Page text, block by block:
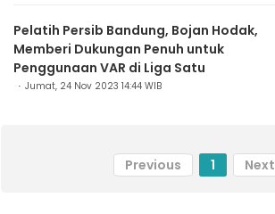
Pelatih Persib Bandung, Bojan Hodak,
Memberi Dukungan Penuh untuk
Penggunaan VAR di Liga Satu
Jumat, 24 Nov 2023 14:44 WIB
Previous 1 Next